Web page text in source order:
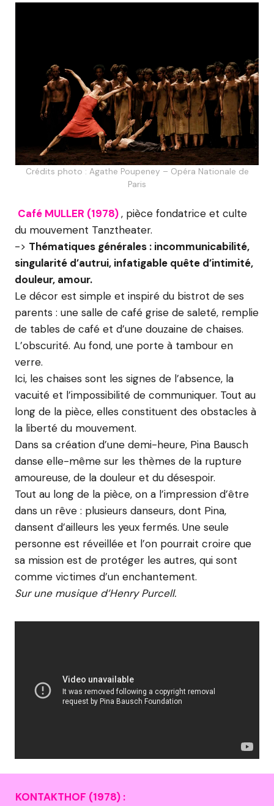
Crédits photo : Agathe Poupeney – Opéra Nationale de
Paris
Café MULLER (1978), pièce fondatrice et culte
du mouvement Tanztheater.
-> Thématiques générales : incommunicabilité,
singularité d’autrui, infatigable quête d’intimité,
douleur, amour.
Le décor est simple et inspiré du bistrot de ses
parents : une salle de café grise de saleté, remplie
de tables de café et d’une douzaine de chaises.
L’obscurité. Au fond, une porte à tambour en
verre.
Ici, les chaises sont les signes de l’absence, la
vacuité et l’impossibilité de communiquer. Tout au
long de la pièce, elles constituent des obstacles à
la liberté du mouvement.
Dans sa création d’une demi-heure, Pina Bausch
danse elle-même sur les thèmes de la rupture
amoureuse, de la douleur et du désespoir.
Tout au long de la pièce, on a l’impression d’être
dans un rêve : plusieurs danseurs, dont Pina,
dansent d’ailleurs les yeux fermés. Une seule
personne est réveillée et l’on pourrait croire que
sa mission est de protéger les autres, qui sont
comme victimes d’un enchantement.
Sur une musique d’Henry Purcell.
KONTAKTHOF (1978) :